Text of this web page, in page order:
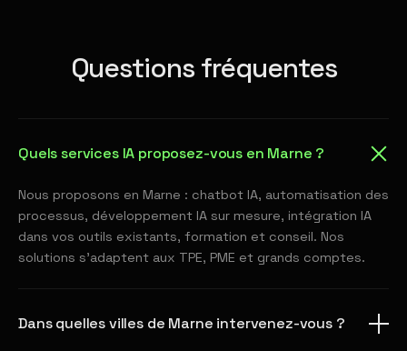
Questions fréquentes
Quels services IA proposez-vous en Marne ?
Nous proposons en Marne : chatbot IA, automatisation des
processus, développement IA sur mesure, intégration IA
dans vos outils existants, formation et conseil. Nos
solutions s'adaptent aux TPE, PME et grands comptes.
Dans quelles villes de Marne intervenez-vous ?